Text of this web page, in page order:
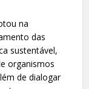
na
das
sustentável,
organismos
de dialogar